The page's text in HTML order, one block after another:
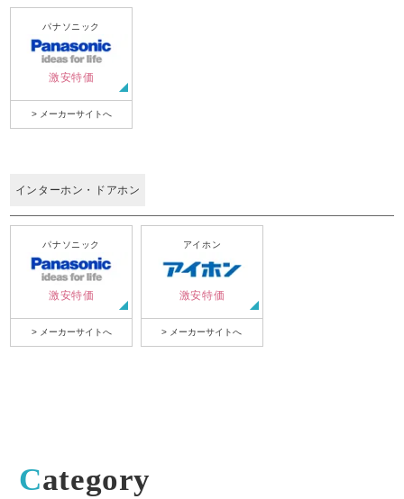
パナソニック
激安特価
> メーカーサイトへ
インターホン・ドアホン
パナソニック
激安特価
> メーカーサイトへ
アイホン
激安特価
> メーカーサイトへ
Category